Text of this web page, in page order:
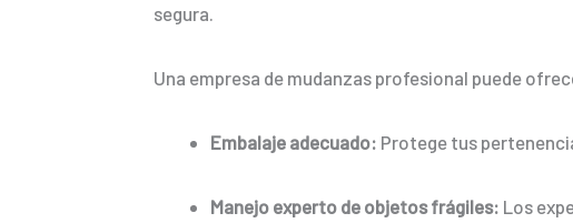
segura.
Una empresa de mudanzas profesional puede
Embalaje adecuado: Protege tus
Manejo experto de objetos frágiles: Los